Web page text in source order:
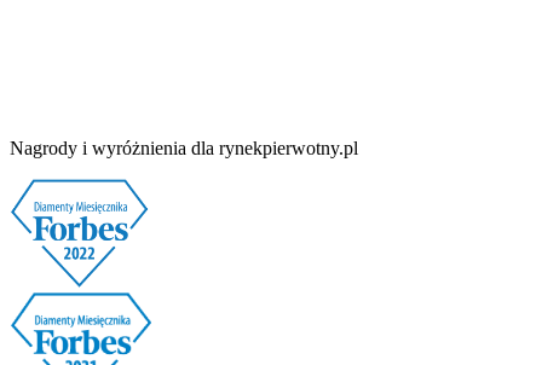
Nagrody i wyróżnienia dla rynekpierwotny.pl